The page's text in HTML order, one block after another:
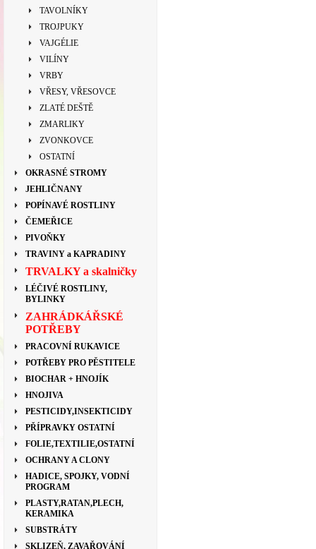
TAVOLNÍKY
TROJPUKY
VAJGÉLIE
VILÍNY
VRBY
VŘESY, VŘESOVCE
ZLATÉ DEŠTĚ
ZMARLIKY
ZVONKOVCE
OSTATNÍ
OKRASNÉ STROMY
JEHLIČNANY
POPÍNAVÉ ROSTLINY
ČEMEŘICE
PIVOŇKY
TRAVINY a KAPRADINY
TRVALKY a skalničky
LÉČIVÉ ROSTLINY,
BYLINKY
ZAHRÁDKÁŘSKÉ
POTŘEBY
PRACOVNÍ RUKAVICE
POTŘEBY PRO PĚSTITELE
BIOCHAR + HNOJÍK
HNOJIVA
PESTICIDY,INSEKTICIDY
PŘÍPRAVKY OSTATNÍ
FOLIE,TEXTILIE,OSTATNÍ
OCHRANY A CLONY
HADICE, SPOJKY, VODNÍ
PROGRAM
PLASTY,RATAN,PLECH,
KERAMIKA
SUBSTRÁTY
SKLIZEŇ, ZAVAŘOVÁNÍ